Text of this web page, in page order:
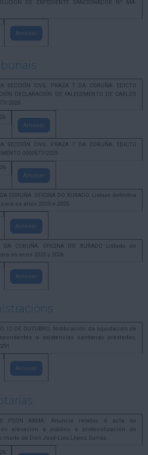
DE EXPEDIENTE SANCIONADOR Nº MA-
Amosar
SECCIÓN CIVIL PRAZA 7 DA CORUÑA. EDICTO
DECLARACIÓN DE FALECEMENTO DE CARLOS
2025
Amosar
SECCIÓN CIVIL PRAZA 7 DA CORUÑA. EDICTO
0000577/2025
Amosar
CORUÑA. OFICINA DO XURADO. Listaxe definitiva
os anos 2025 e 2026
Amosar
DA CORUÑA. OFICINA DO XURADO Listado de
os anos 2025 y 2026.
Amosar
12 DE OUTUBRO. Notificación da liquidación de
a asistencias sanitarias prestadas,
Amosar
PEON RAMA. Anuncio relativo á acta de
elevación a público e protocolización de
de Don José-Luís López Currás.